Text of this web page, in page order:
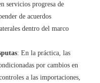
servicios progresa de
de acuerdos
dentro del marco
: En la práctica, las
por cambios en
a las importaciones,